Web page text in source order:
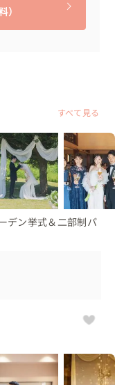
宿泊🌸
もよし♪二次会に
一日中楽しむこと
の割り振りをして
）
すべて見る
デン挙式＆二部制パ